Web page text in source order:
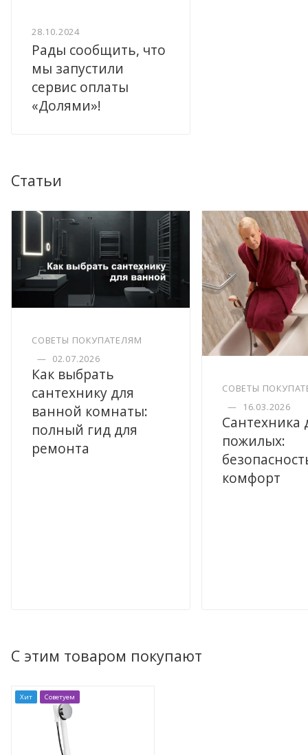
28.10.2024
Рады сообщить, что
мы запустили
сервис оплаты
«Долями»!
Статьи
СОВЕТЫ ПОКУПАТЕЛЯМ
— 02.07.2026
Как выбрать
сантехнику для
ванной комнаты:
полный гид для
ремонта
СОВЕТЫ
—
16.03.2026
Сантехника
пожилых:
комфорт
С этим товаром покупают
Хит Советуем